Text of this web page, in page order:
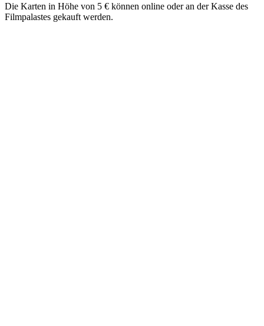
Die Karten in Höhe von 5 € können online oder an der Kasse des
Filmpalastes gekauft werden.